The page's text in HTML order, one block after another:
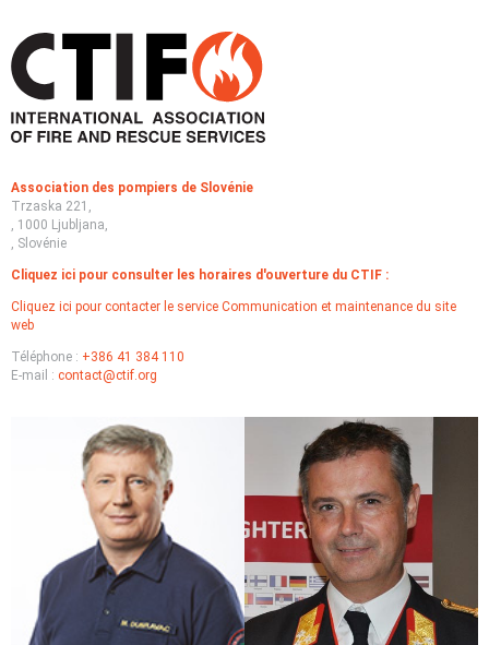
Association des pompiers de Slovénie
Trzaska 221,
, 1000 Ljubljana,
, Slovénie
Cliquez ici pour consulter les horaires d'ouverture du CTIF :
Cliquez ici pour contacter le service Communication et maintenance du site
web
Téléphone : +386 41 384 110
E-mail : contact@ctif.org